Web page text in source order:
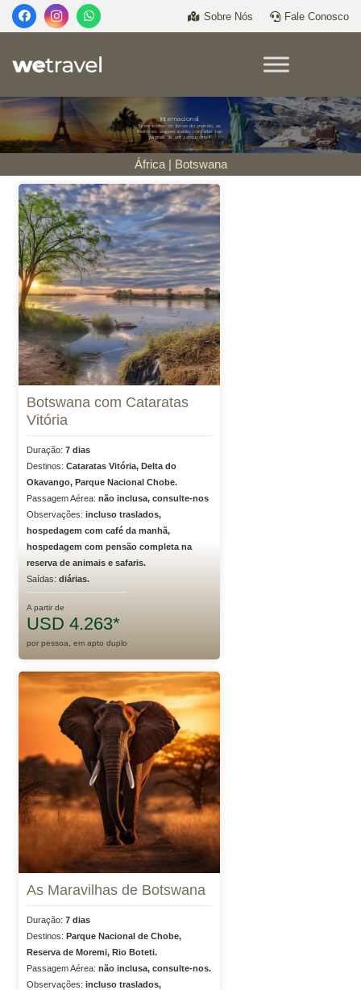
Sobre Nós Fale Conosco
Internacional
Entre todos os livros do mundo, as
melhores viagens estão contadas nas
páginas de um passaporte!!
África | Botswana
Botswana com Cataratas
Vitória
Duração: 7 dias
Destinos: Cataratas Vitória, Delta do
Okavango, Parque Nacional Chobe.
Passagem Aérea: não inclusa, consulte-nos
Observações: incluso traslados,
hospedagem com café da manhã,
hospedagem com pensão completa na
reserva de animais e safaris.
Saídas: diárias.
A partir de
USD 4.263*
por pessoa, em apto duplo
As Maravilhas de Botswana
Duração: 7 dias
Destinos: Parque Nacional de Chobe,
Reserva de Moremi, Rio Boteti.
Passagem Aérea: não inclusa, consulte-nos.
Observações: incluso traslados,